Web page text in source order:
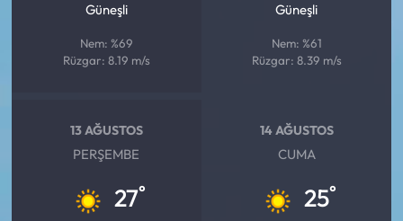
Güneşli
Nem: %69
Rüzgar: 8.19 m/s
Güneşli
Nem: %61
Rüzgar: 8.39 m/s
13 AĞUSTOS
PERŞEMBE
27°
14 AĞUSTOS
CUMA
25°